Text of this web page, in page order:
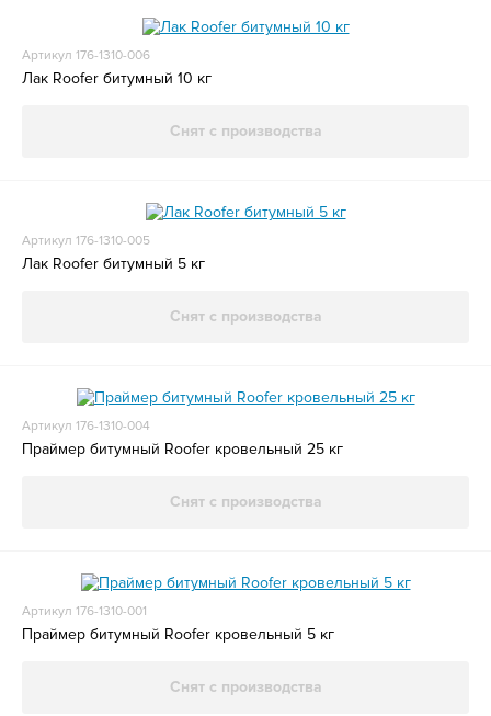
Артикул 176-1310-006
Лак Roofer битумный 10 кг
Снят с производства
Артикул 176-1310-005
Лак Roofer битумный 5 кг
Снят с производства
Артикул 176-1310-004
Праймер битумный Roofer кровельный 25 кг
Снят с производства
Артикул 176-1310-001
Праймер битумный Roofer кровельный 5 кг
Снят с производства